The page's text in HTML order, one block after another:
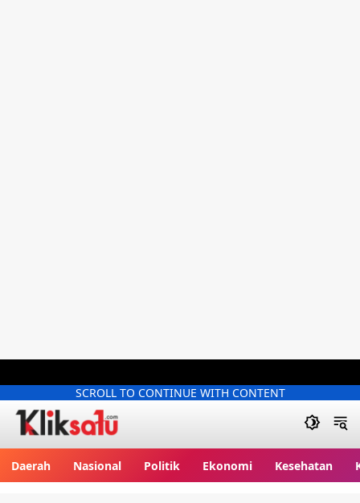
SCROLL TO CONTINUE WITH CONTENT
Daerah Nasional Politik Ekonomi Kesehatan